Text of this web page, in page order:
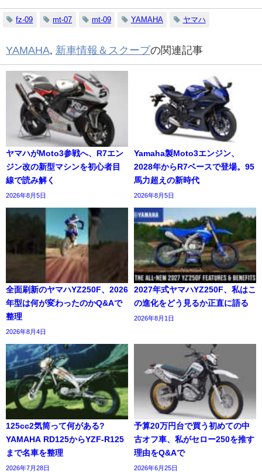
fz-09 mt-07 mt-09 YAMAHA ヤマハ
YAMAHA, 新車情報＆スクープの関連記事
ヤマハがMoto3参戦へ、R7エン
ジン改の新型マシンを初心者目
線で読み解く
2026年8月5日
Yamaha製Moto3エンジン、
2028年からR7ベースで登場。95
馬力超えの新時代
2026年8月5日
全面刷新のヤマハYZ250F、2026
年型は何が変わったのかQ&Aで
整理
2026年8月4日
2027年式ヤマハYZ250F、私はこ
の進化をどう見るか正直に語る
2026年8月1日
125cc2気筒って何がある?
YAMAHA RD125からYZF-R125
まで名車を整理
2026年7月28日
予算20万円台で買う初めての中
古オフ車、私がセロー250を推す
理由をQ&Aで
2026年6月25日